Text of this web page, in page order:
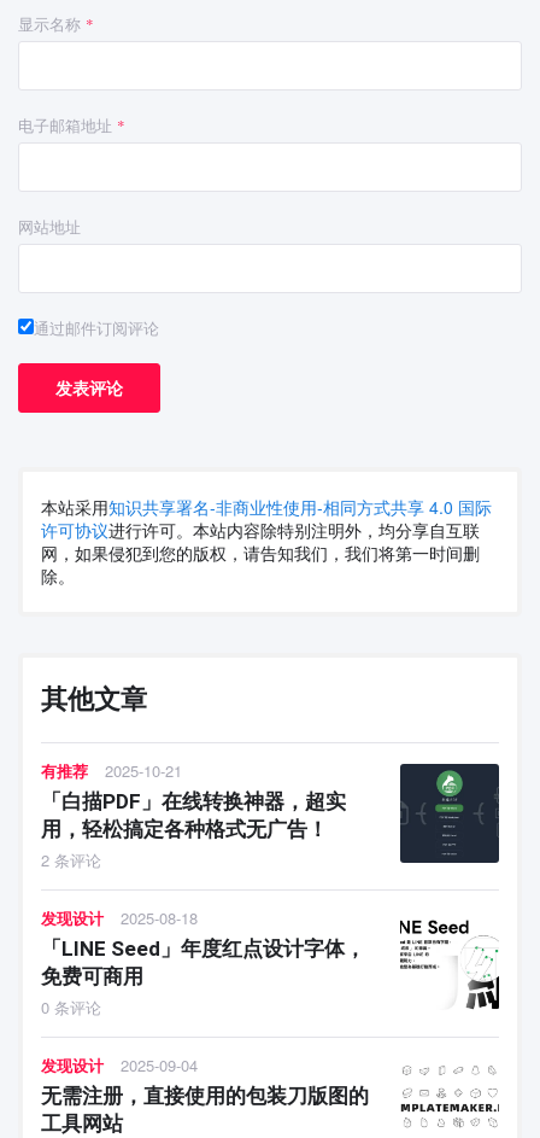
显示名称 *
电子邮箱地址 *
网站地址
通过邮件订阅评论
本站采用知识共享署名-非商业性使用-相同方式共享 4.0 国际
许可协议进行许可。本站内容除特别注明外，均分享自互联
网，如果侵犯到您的版权，请告知我们，我们将第一时间删
除。
其他文章
有推荐 2025-10-21
「白描PDF」在线转换神器，超实
用，轻松搞定各种格式无广告！
2 条评论
发现设计 2025-08-18
「LINE Seed」年度红点设计字体，
免费可商用
0 条评论
发现设计 2025-09-04
无需注册，直接使用的包装刀版图的
工具网站